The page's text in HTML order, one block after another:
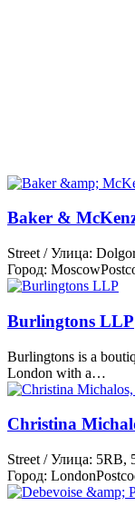
Baker &
Street / Улица:
Город:
Burlingtons LLP
Burlingtons is a
London with a…
Christina
Street / Улица: 5RB,
Город: